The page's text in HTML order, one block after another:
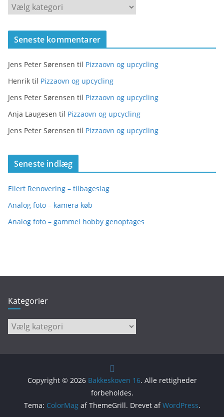
K
a
t
o
r
i
r
Seneste kommentarer
Jens Peter Sørensen til Pizzaovn og upcycling
Henrik til Pizzaovn og upcycling
Jens Peter Sørensen til Pizzaovn og upcycling
Anja Laugesen til Pizzaovn og upcycling
Jens Peter Sørensen til Pizzaovn og upcycling
Seneste indlæg
Ellert Renovering – tilbageslag
Analog foto – kamera køb
Analog foto – gammel hobby genoptages
Kategorier
Kategorier
Copyright © 2026 Bakkeskoven 16. Alle rettigheder
forbeholdes.
Tema: ColorMagaf ThemeGrill. Drevet afWordPress.